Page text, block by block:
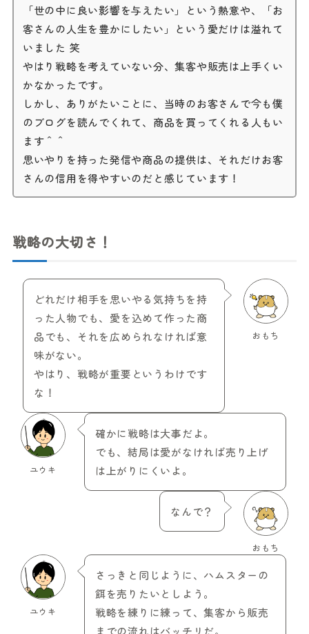
「世の中に良い影響を与えたい」という熱意や、「お
客さんの人生を豊かにしたい」という愛だけは溢れて
いました 笑
やはり戦略を考えていない分、集客や販売は上手くい
かなかったです。
しかし、ありがたいことに、当時のお客さんで今も僕
のブログを読んでくれて、商品を買ってくれる人もい
ます＾＾
思いやりを持った発信や商品の提供は、それだけお客
さんの信用を得やすいのだと感じています！
戦略の大切さ！
おもち
どれだけ相手を思いやる気持ちを持
った人物でも、愛を込めて作った商
品でも、それを広められなければ意
味がない。
やはり、戦略が重要というわけです
な！
ユウキ
確かに戦略は大事だよ。
でも、結局は愛がなければ売り上げ
は上がりにくいよ。
おもち
なんで？
ユウキ
さっきと同じように、ハムスターの
餌を売りたいとしよう。
戦略を練りに練って、集客から販売
までの流れはバッチリだ。